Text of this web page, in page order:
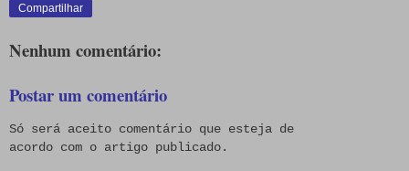
Compartilhar
Nenhum comentário:
Postar um comentário
Só será aceito comentário que esteja de
acordo com o artigo publicado.